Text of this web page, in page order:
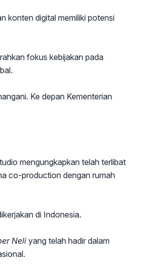
konten digital memiliki potensi
fokus kebijakan pada
Ke depan Kementerian
mengungkapkan telah terlibat
co-production dengan rumah
di Indonesia.
Neli yang telah hadir dalam